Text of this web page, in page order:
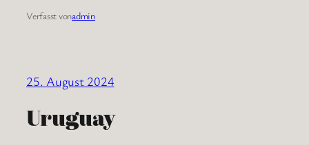
Verfasst vonadmin
25. August 2024
Uruguay